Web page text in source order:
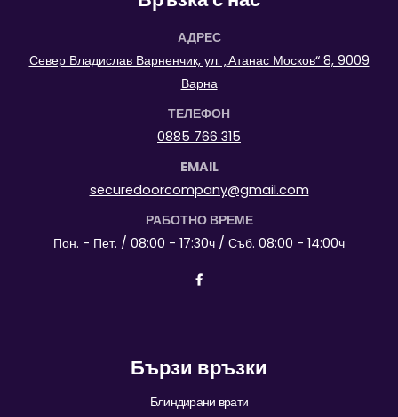
АДРЕС
Север Владислав Варненчик, ул. „Атанас Москов“ 8, 9009
Варна
ТЕЛЕФОН
0885 766 315
EMAIL
securedoorcompany@gmail.com
РАБОТНО ВРЕМЕ
Пон. - Пет. / 08:00 - 17:30ч / Съб. 08:00 - 14:00ч
Бързи връзки
Блиндирани врати